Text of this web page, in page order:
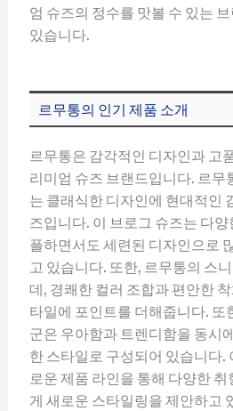
엄 슈즈의 정수를 맛볼 수 있는
있습니다.
르무통의 인기 제품 소개
르무통은 감각적인 디자인과 고
리미엄 슈즈 브랜드입니다. 르무
는 클래식한 디자인에 현대적인
즈입니다. 이 브로그 슈즈는 다
플하면서도 세련된 디자인으로
고 있습니다. 또한, 르무통의 스
데, 경쾌한 컬러 조합과 편안한
타일에 포인트를 더해줍니다. 또
군은 우아함과 트렌디함을 동시
한 스타일로 구성되어 있습니다.
로운 제품 라인을 통해 다양한 취
게 새로운 스타일링을 제안하고